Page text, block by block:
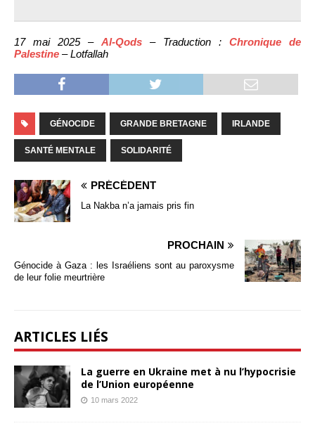
17 mai 2025 – Al-Qods – Traduction : Chronique de
Palestine – Lotfallah
GÉNOCIDE GRANDE BRETAGNE IRLANDE
SANTÉ MENTALE SOLIDARITÉ
PRÉCÉDENT
La Nakba n’a jamais pris fin
PROCHAIN
Génocide à Gaza : les Israéliens sont au paroxysme
de leur folie meurtrière
ARTICLES LIÉS
La guerre en Ukraine met à nu l’hypocrisie
de l’Union européenne
10 mars 2022